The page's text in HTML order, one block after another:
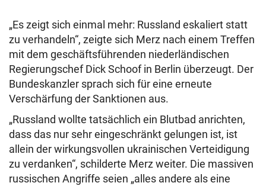
„Es zeigt sich einmal mehr: Russland eskaliert statt
zu verhandeln“, zeigte sich Merz nach einem Treffen
mit dem geschäftsführenden niederländischen
Regierungschef Dick Schoof in Berlin überzeugt. Der
Bundeskanzler sprach sich für eine erneute
Verschärfung der Sanktionen aus.
„Russland wollte tatsächlich ein Blutbad anrichten,
dass das nur sehr eingeschränkt gelungen ist, ist
allein der wirkungsvollen ukrainischen Verteidigung
zu verdanken“, schilderte Merz weiter. Die massiven
russischen Angriffe seien „alles andere als eine